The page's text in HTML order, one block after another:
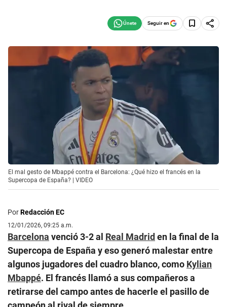
Seguir en
El mal gesto de Mbappé contra el Barcelona: ¿Qué hizo el francés en la
Supercopa de España? | VIDEO
PorRedacción EC
12/01/2026, 09:25 a.m.
Barcelona venció 3-2 al Real Madrid en la final de la
Supercopa de España y eso generó malestar entre
algunos jugadores del cuadro blanco, como Kylian
Mbappé. El francés llamó a sus compañeros a
retirarse del campo antes de hacerle el pasillo de